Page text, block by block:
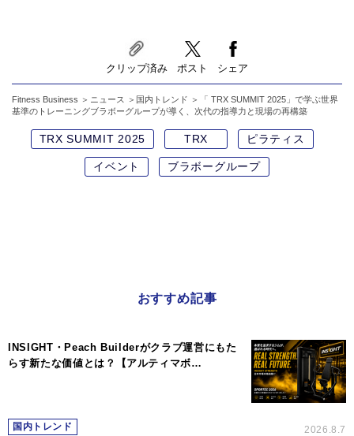
クリップ済み ポスト シェア
Fitness Business ニュース 国内トレンド
「 TRX SUMMIT 2025」で学ぶ世界
基準のトレーニングブラボーグループが導く、次代の指導力と現場の再構築
TRX SUMMIT 2025 TRX ピラティス
イベント ブラボーグループ
おすすめ記事
INSIGHT・Peach Builderがクラブ運営にもた
らす新たな価値とは？【アルティマボ…
国内トレンド 2026.8.7